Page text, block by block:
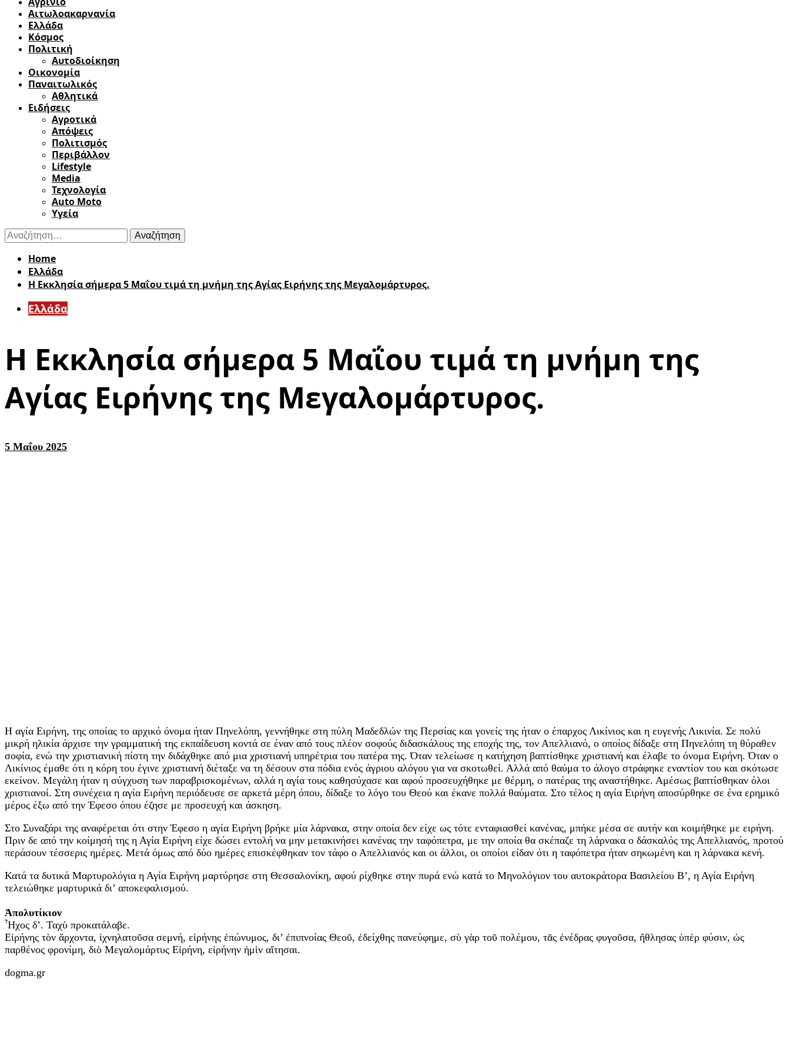
Αιτωλοακαρνανία
Ελλάδα
Κόσμος
Πολιτική
Αυτοδιοίκηση
Οικονομία
Παναιτωλικός
Αθλητικά
Ειδήσεις
Αγροτικά
Απόψεις
Πολιτισμός
Περιβάλλον
Lifestyle
Media
Τεχνολογία
Auto Moto
Υγεία
Αναζήτηση
για:
Home
Ελλάδα
Η Εκκλησία σήμερα 5 Μαΐου τιμά τη μνήμη της Αγίας Ειρήνης της Μεγαλομάρτυρος.
Ελλάδα
Η Εκκλησία σήμερα 5 Μαΐου τιμά τη μνήμη της
Αγίας Ειρήνης της Μεγαλομάρτυρος.
5 Μαΐου 2025
Η αγία Ειρήνη, της οποίας το αρχικό όνομα ήταν Πηνελόπη, γεννήθηκε στη πύλη Μαδεδλών της Περσίας και γονείς της ήταν ο έπαρχος Λικίνιος και η ευγενής Λικινία. Σε πολύ
μικρή ηλικία άρχισε την γραμματική της εκπαίδευση κοντά σε έναν από τους πλέον σοφούς διδασκάλους της εποχής της, τον Απελλιανό, ο οποίος δίδαξε στη Πηνελόπη τη θύραθεν
σοφία, ενώ την χριστιανική πίστη την διδάχθηκε από μια χριστιανή υπηρέτρια του πατέρα της. Όταν τελείωσε η κατήχηση βαπτίσθηκε χριστιανή και έλαβε το όνομα Ειρήνη. Όταν ο
Λικίνιος έμαθε ότι η κόρη του έγινε χριστιανή διέταξε να τη δέσουν στα πόδια ενός άγριου αλόγου για να σκοτωθεί. Αλλά από θαύμα το άλογο στράφηκε εναντίον του και σκότωσε
εκείνον. Μεγάλη ήταν η σύγχυση των παραβρισκομένων, αλλά η αγία τους καθησύχασε και αφού προσευχήθηκε με θέρμη, ο πατέρας της αναστήθηκε. Αμέσως βαπτίσθηκαν όλοι
χριστιανοί. Στη συνέχεια η αγία Ειρήνη περιόδευσε σε αρκετά μέρη όπου, δίδαξε το λόγο του Θεού και έκανε πολλά θαύματα. Στο τέλος η αγία Ειρήνη αποσύρθηκε σε ένα ερημικό
μέρος έξω από την Έφεσο όπου έζησε με προσευχή και άσκηση.
Στο Συναξάρι της αναφέρεται ότι στην Έφεσο η αγία Ειρήνη βρήκε μία λάρνακα, στην οποία δεν είχε ως τότε ενταφιασθεί κανένας, μπήκε μέσα σε αυτήν και κοιμήθηκε με ειρήνη.
Πριν δε από την κοίμησή της η Αγία Ειρήνη είχε δώσει εντολή να μην μετακινήσει κανένας την ταφόπετρα, με την οποία θα σκέπαζε τη λάρνακα ο δάσκαλός της Απελλιανός, προτού
περάσουν τέσσερις ημέρες. Μετά όμως από δύο ημέρες επισκέφθηκαν τον τάφο ο Απελλιανός και οι άλλοι, οι οποίοι είδαν ότι η ταφόπετρα ήταν σηκωμένη και η λάρνακα κενή.
Κατά τα δυτικά Μαρτυρολόγια η Αγία Ειρήνη μαρτύρησε στη Θεσσαλονίκη, αφού ρίχθηκε στην πυρά ενώ κατά το Μηνολόγιον του αυτοκράτορα Βασιλείου Β’, η Αγία Ειρήνη
τελειώθηκε μαρτυρικά δι’ αποκεφαλισμού.
Ἀπολυτίκιον
Ἦχος δ’. Ταχὺ προκατάλαβε.
Εἰρήνης τὸν ἄρχοντα, ἰχνηλατοῦσα σεμνή, εἰρήνης ἐπώνυμος, δι’ ἐπιπνοίας Θεοῦ, ἐδείχθης πανεύφημε, σὺ γὰρ τοῦ πολέμου, τᾶς ἐνέδρας φυγοῦσα, ἤθλησας ὑπὲρ φύσιν, ὡς
παρθένος φρονίμη, διὸ Μεγαλομάρτυς Εἰρήνη, εἰρήνην ἠμὶν αἴτησαι.
dogma.gr